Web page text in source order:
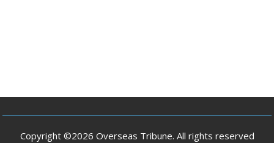
Copyright ©2026 Overseas Tribune. All rights reserved